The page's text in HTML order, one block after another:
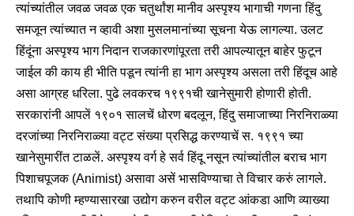
त्यांच्यांतील जवळ जवळ एक चतुर्थांश मानीव अस्पृश्य भागाची गणना हिंदु
समजून त्यांच्यात न व्हावी अशा मुसलमानांच्या सूचना येऊ लागल्या. उलट
हिंदूंना अस्पृश्य भाग निदान राजकारणांपूरता तरी आपल्यातून बाहेर फुटून
जाईल की काय ही भीति पडून त्यांनी हा भाग अस्पृश्य असला तरी हिंदूच आहे
असा आग्रह धरिला. पुढे लवकरच १९९१ची खानेसुमारी होणारी होती.
सरकारांनी आपलें १९०१ सालचें धोरण बदलून, हिंदु समाजाच्या निरनिराळ्या
दरजांच्या निरनिराळ्या वट्ट संख्या प्रसिद्ध करण्याचें स. १९९१ च्या
खानेसुमारींत टाळलें. अस्पृश्य वर्ग हे सर्व हिंदू नसून त्यांच्यांतील बराच भाग
पिशाचपूजक (Animist) असावा असें भासविण्याचा ते विचार करुं लागले.
तथापि कोणी म्हण्यासारखा उद्योग करुन वरील वट्ट आंकडा आणि व्याख्या